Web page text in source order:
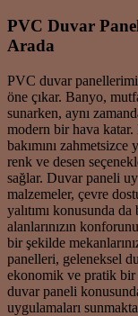
PVC Duvar
Arada
PVC duvar
öne çıkar. Banyo,
sunarken, aynı
modern bir hava katar.
bakımını
renk ve desen
sağlar. Duvar paneli
malzemeler, çevre
yalıtımı konusunda
alanlarınızın
bir şekilde
panelleri, geleneksel
ekonomik ve pratik bir
duvar paneli
uygulamaları